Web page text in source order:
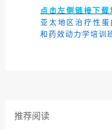
点击左侧链接下载
亚太地区治疗性
和药效动力学培训
推荐阅读